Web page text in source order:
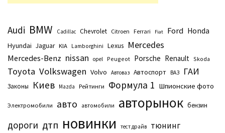
Audi BMW Cadillac Chevrolet Citroen Ferrari Fiat Ford Honda
Hyundai Jaguar KIA Lamborghini Lexus Mercedes
Mercedes-Benz nissan opel Peugeot Porsche Renault Skoda
Toyota Volkswagen Volvo Автоваз Автоспорт ВАЗ ГАИ
Законы Киев Маzda Рейтинги Формула 1 Шпионские фото
Электромобили авто автомобили авторынок бензин
дороги дтп новинки тест драйв тюнинг